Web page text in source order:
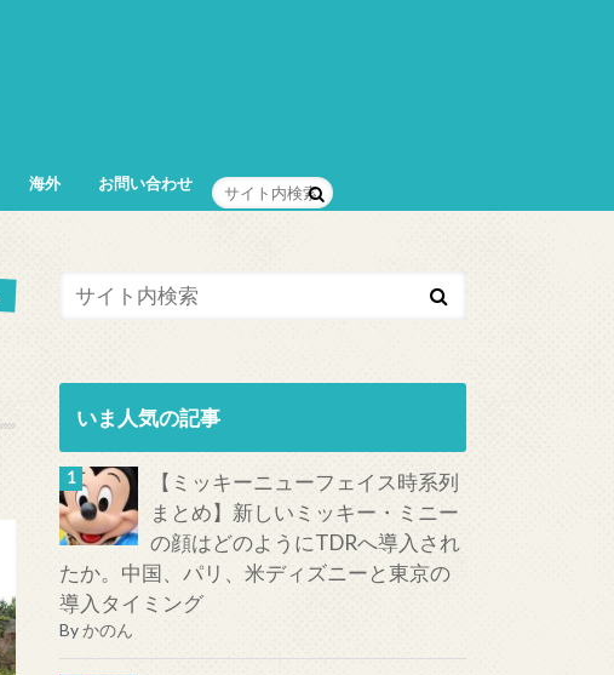
海外 お問い合わせ
いま人気の記事
【ミッキーニューフェイス時系列
まとめ】新しいミッキー・ミニー
の顔はどのようにTDRへ導入され
たか。中国、パリ、米ディズニーと東京の
導入タイミング
Byかのん